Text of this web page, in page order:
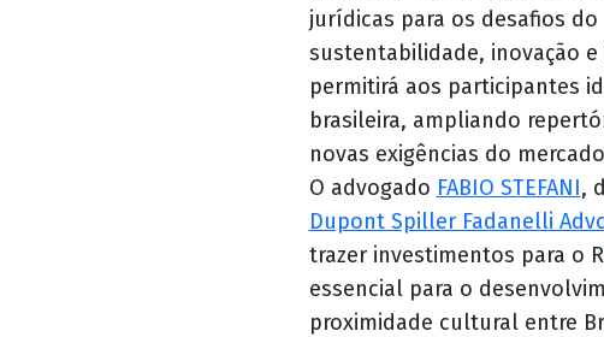
jurídicas para os desafios
sustentabilidade, inovação
permitirá aos participantes
brasileira, ampliando
novas exigências do
O advogado FABIO STEFANI,
Dupont Spiller Fadanelli
trazer investimentos para o
essencial para o
proximidade cultural entre